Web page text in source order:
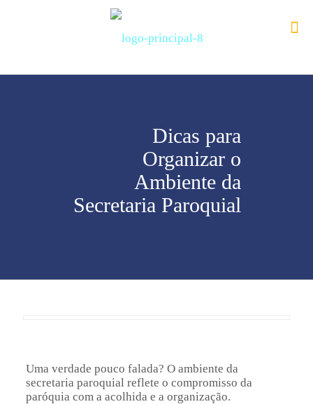
Dicas para
Organizar o
Ambiente da
Secretaria Paroquial
Uma verdade pouco falada? O ambiente da
secretaria paroquial reflete o compromisso da
paróquia com a acolhida e a organização.